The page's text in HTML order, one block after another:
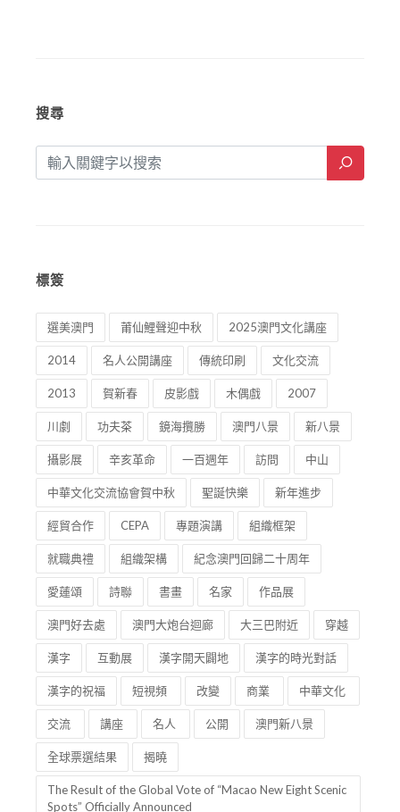
2014 名人公開講座 傳統印刷 文化交流
2013 賀新春 皮影戲 木偶戲 2007
川劇 功夫茶 鏡海攬勝 澳門八景 新八景
攝影展 辛亥革命 一百週年 訪問 中山
中華文化交流協會賀中秋 聖誕快樂 新年進步
經貿合作 CEPA 專題演講 組織框架
就職典禮 組織架構 紀念澳門回歸二十周年
愛蓮頌 詩聯 書畫 名家 作品展
澳門好去處 澳門大炮台迴廊 大三巴附近
漢字 互動展 漢字開天闢地 漢字的時光對話
漢字的祝福 短視頻 改變 商業 中華文化
交流 講座 名人 公開 澳門新八景
全球票選結果 揭曉
The Result of the Global Vote of “Macao New Eight Scenic
Spots” Officially Announced